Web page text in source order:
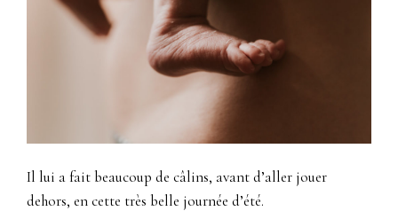
Il lui a fait beaucoup de câlins, avant d’aller jouer
dehors, en cette très belle journée d’été.